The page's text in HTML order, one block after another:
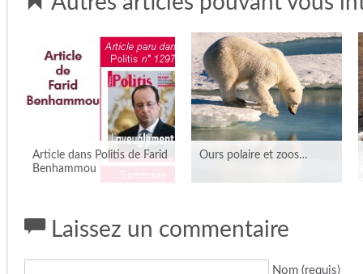
Article dans Politis de Farid
Benhammou
Ours polaire et zoos…
Laissez un commentaire
Nom (requis)